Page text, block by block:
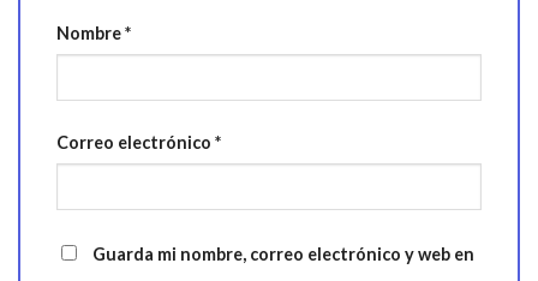
Nombre*
Correo electrónico *
Guarda mi nombre, correo electrónico y web en